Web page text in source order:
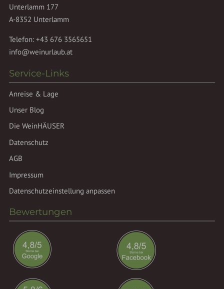
Unterlamm 177
A-8352 Unterlamm
Telefon:+43 676 3565651
info@weinurlaub.at
Service-Links
Anreise & Lage
Unser Blog
Die WeinHÄUSER
Datenschutz
AGB
Impressum
Datenschutzeinstellung anpassen
Bewertungen